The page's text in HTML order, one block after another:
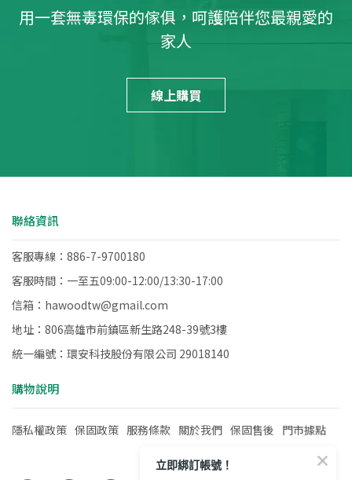
用一套無毒環保的傢俱，呵護陪伴您最親愛的
家人
線上購買
聯絡資訊
客服專線：886-7-9700180
客服時間：一至五09:00-12:00/13:30-17:00
信箱：hawoodtw@gmail.com
地址：806高雄市前鎮區新生路248-39號3樓
統一編號：環安科技股份有限公司 29018140
購物說明
隱私權政策 保固政策 服務條款 關於我們 保固售後 門市據點
立即綁訂帳號！